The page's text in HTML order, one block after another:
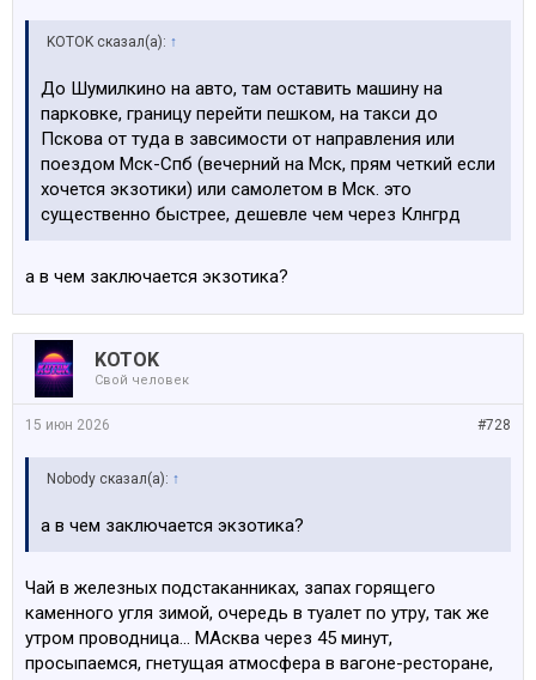
KOTOK сказал(а): ↑
До Шумилкино на авто, там оставить машину на
парковке, границу перейти пешком, на такси до
Пскова от туда в завсимости от направления или
поездом Мск-Спб (вечерний на Мск, прям четкий если
хочется экзотики) или самолетом в Мск. это
существенно быстрее, дешевле чем через Клнгрд
а в чем заключается экзотика?
KOTOK
Свой человек
#728
15 июн 2026
Nobody сказал(а): ↑
а в чем заключается экзотика?
Чай в железных подстаканниках, запах горящего
каменного угля зимой, очередь в туалет по утру, так же
утром проводница... МАсква через 45 минут,
просыпаемся, гнетущая атмосфера в вагоне-ресторане,